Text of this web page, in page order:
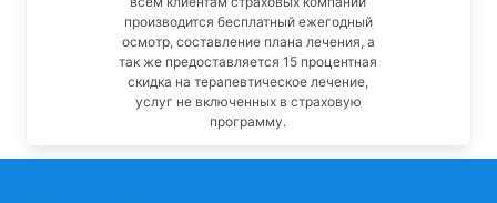
производится бесплатный ежегодный
осмотр, составление плана лечения, а
так же предоставляется 15 процентная
скидка на терапевтическое лечение,
услуг не включенных в страховую
программу.